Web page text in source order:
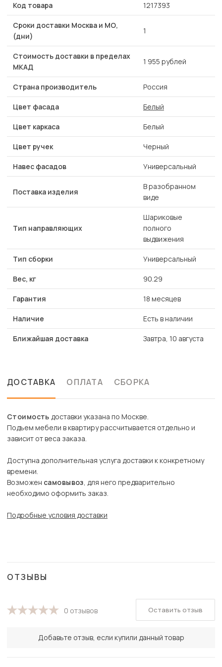
Код товара 1217393
Сроки доставки Москва и МО,
(дни)
1
Стоимость доставки в пределах
МКАД
1 955 рублей
Страна производитель Россия
Цвет фасада Белый
Цвет каркаса Белый
Цвет ручек Черный
Навес фасадов Универсальный
Поставка изделия
В разобранном
виде
Тип направляющих
Шариковые
полного
выдвижения
Тип сборки Универсальный
Вес, кг 90.29
Гарантия 18 месяцев
Наличие Есть в наличии
Ближайшая доставка Завтра, 10 августа
ДОСТАВКА ОПЛАТА СБОРКА
Стоимость доставки указана по Москве.
Подъем мебели в квартиру рассчитывается отдельно и
зависит от веса заказа.
Доступна дополнительная услуга доставки к конкретному
времени.
Возможен самовывоз, для него предварительно
необходимо оформить заказ.
Подробные условия доставки
ОТЗЫВЫ
0 отзывов
Добавьте отзыв, если купили данный товар
Оставить отзыв